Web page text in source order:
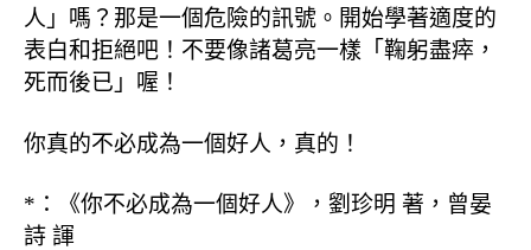
人」嗎？那是一個危險的訊號。開始學著適度的
表白和拒絕吧！不要像諸葛亮一樣「鞠躬盡瘁，
死而後已」喔！
你真的不必成為一個好人，真的！
* ：《你不必成為一個好人》，劉珍明 著，曾晏
詩 諢